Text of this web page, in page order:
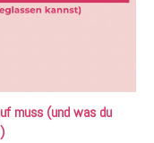
muss (und was du